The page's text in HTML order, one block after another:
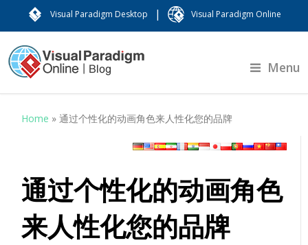
Visual Paradigm Desktop | Visual Paradigm Online
Menu
Home »通过个性化的动画角色来人性化您的品牌
通过个性化的动画角色
来人性化您的品牌